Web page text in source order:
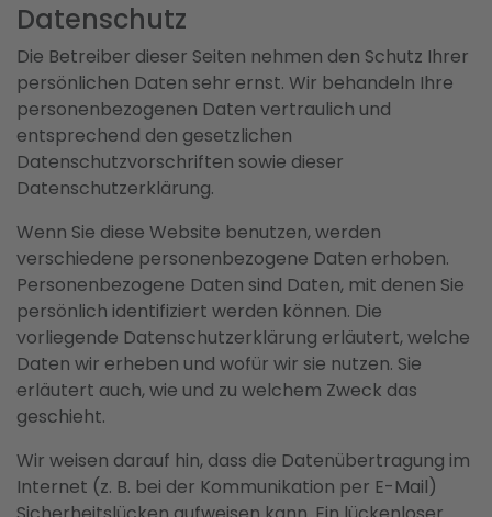
Datenschutz
Die Betreiber dieser Seiten nehmen den Schutz Ihrer
persönlichen Daten sehr ernst. Wir behandeln Ihre
personenbezogenen Daten vertraulich und
entsprechend den gesetzlichen
Datenschutzvorschriften sowie dieser
Datenschutzerklärung.
Wenn Sie diese Website benutzen, werden
verschiedene personenbezogene Daten erhoben.
Personenbezogene Daten sind Daten, mit denen Sie
persönlich identifiziert werden können. Die
vorliegende Datenschutzerklärung erläutert, welche
Daten wir erheben und wofür wir sie nutzen. Sie
erläutert auch, wie und zu welchem Zweck das
geschieht.
Wir weisen darauf hin, dass die Datenübertragung im
Internet (z. B. bei der Kommunikation per E-Mail)